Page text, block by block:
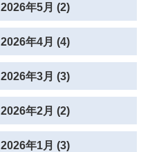
2026年5月 (2)
2026年4月 (4)
2026年3月 (3)
2026年2月 (2)
2026年1月 (3)